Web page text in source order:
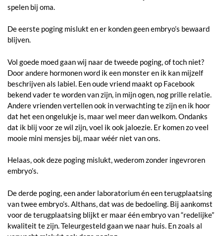
spelen bij oma.
De eerste poging mislukt en er konden geen embryo’s bewaard
blijven.
Vol goede moed gaan wij naar de tweede poging, of toch niet?
Door andere hormonen word ik een monster en ik kan mijzelf
beschrijven als labiel. Een oude vriend maakt op Facebook
bekend vader te worden van zijn, in mijn ogen, nog prille relatie.
Andere vrienden vertellen ook in verwachting te zijn en ik hoor
dat het een ongelukje is, maar wel meer dan welkom. Ondanks
dat ik blij voor ze wil zijn, voel ik ook jaloezie. Er komen zo veel
mooie mini mensjes bij, maar wéér niet van ons.
Helaas, ook deze poging mislukt, wederom zonder ingevroren
embryo’s.
De derde poging, een ander laboratorium én een terugplaatsing
van twee embryo’s. Althans, dat was de bedoeling. Bij aankomst
voor de terugplaatsing blijkt er maar één embryo van “redelijke”
kwaliteit te zijn. Teleurgesteld gaan we naar huis. En zoals al